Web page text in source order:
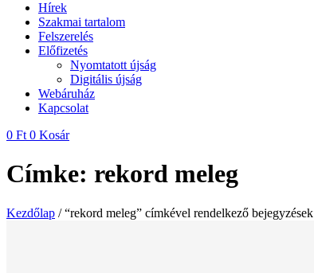
Hírek
Szakmai tartalom
Felszerelés
Előfizetés
Nyomtatott újság
Digitális újság
Webáruház
Kapcsolat
0 Ft 0 Kosár
Címke: rekord meleg
Kezdőlap / “rekord meleg” címkével rendelkező bejegyzések